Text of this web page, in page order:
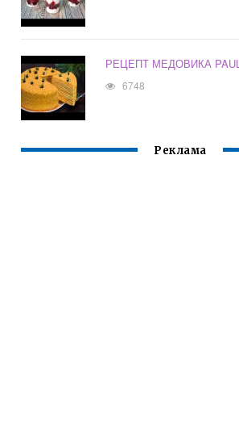
РЕЦЕПТ МЕДОВИКА
6748
Реклама